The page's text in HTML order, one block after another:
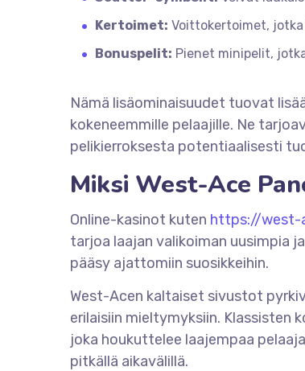
Kertoimet: Voittokertoimet,
Bonuspelit: Pienet minipelit,
Nämä lisäominaisuudet tuovat
kokeneemmille pelaajille. Ne
pelikierroksesta potentiaalisesti
Miksi West-Ace
Online-kasinot kuten https://west-
tarjoa laajan valikoiman uusimpia
pääsy ajattomiin suosikkeihin.
West-Acen kaltaiset sivustot
erilaisiin mieltymyksiin. Klassisten
joka houkuttelee laajempaa
pitkällä aikavälillä.